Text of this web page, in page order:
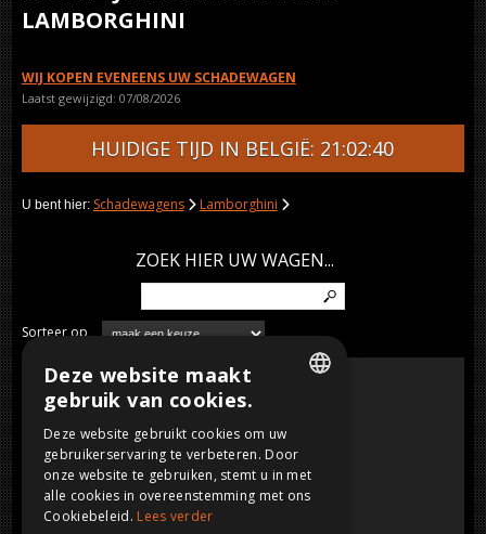
LAMBORGHINI
WIJ KOPEN EVENEENS UW SCHADEWAGEN
Laatst gewijzigd: 07/08/2026
HUIDIGE TIJD IN BELGIË: 21:02:40
U bent hier: Schadewagens Lamborghini
ZOEK HIER UW WAGEN...
Sorteer op
URRACO COLLECTOR" VIDEO
Lamborghini
Benzine, CC, 1976
FRENCH
ENGLISH
Deze website maakt
gebruik van cookies.
Deze website gebruikt cookies om uw
gebruikerservaring te verbeteren. Door
onze website te gebruiken, stemt u in met
alle cookies in overeenstemming met ons
Cookiebeleid. Lees verder